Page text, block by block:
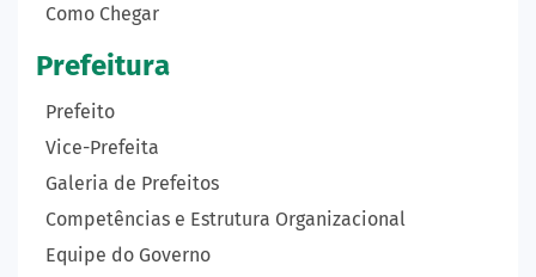
Como Chegar
Prefeitura
Prefeito
Vice-Prefeita
Galeria de Prefeitos
Competências e Estrutura Organizacional
Equipe do Governo